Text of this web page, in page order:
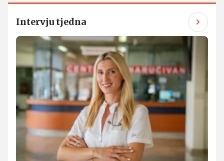
Intervju tjedna